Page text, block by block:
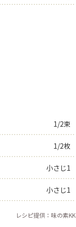
1/2束
1/2枚
小さじ1
小さじ1
レシピ提供：味の素KK